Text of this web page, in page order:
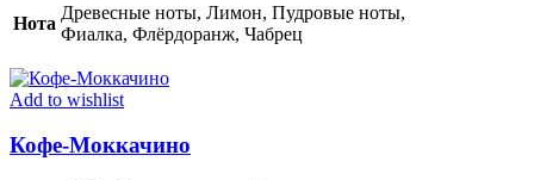
Нота
Древесные ноты, Лимон, Пудровые ноты,
Фиалка, Флёрдоранж, Чабрец
Add to wishlist
Кофе-Моккачино